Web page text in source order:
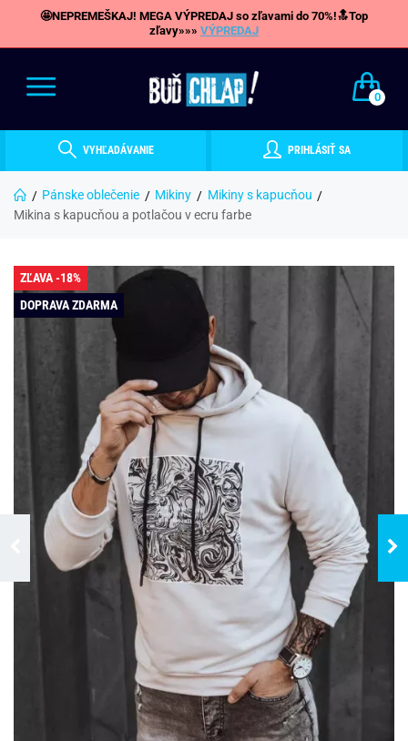
🤩NEPREMEŠKAJ! MEGA VÝPREDAJ so zľavami do 70%!🔝Top
zľavy»»» VÝPREDAJ
0
VYHĽADÁVANIE PRIHLÁSIŤ SA
Pánske oblečenie Mikiny
Mikiny s kapucňou
Mikina s kapucňou a potlačou v ecru farbe
ZĽAVA -18%
DOPRAVA ZDARMA